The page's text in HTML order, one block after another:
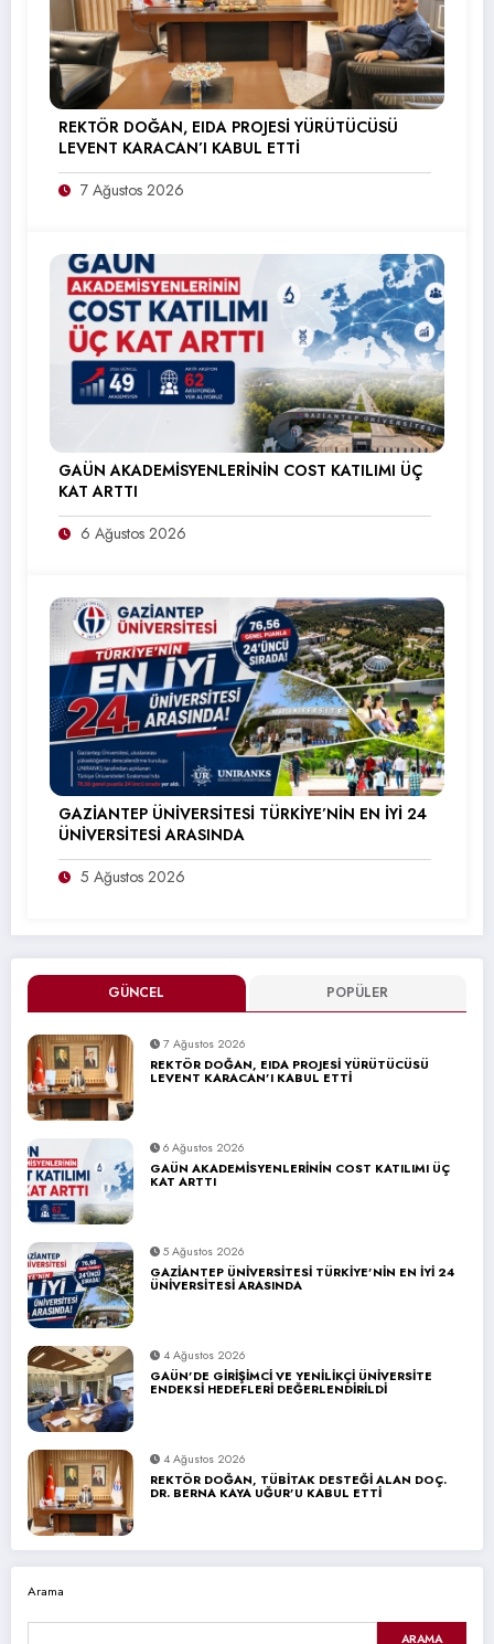
GÜNCEL POPÜLER
7 Ağustos 2026
REKTÖR DOĞAN, EIDA PROJESİ YÜRÜTÜCÜSÜ
LEVENT KARACAN’I KABUL ETTİ
6 Ağustos 2026
GAÜN AKADEMİSYENLERİNİN COST KATILIMI ÜÇ
KAT ARTTI
5 Ağustos 2026
GAZİANTEP ÜNİVERSİTESİ TÜRKİYE’NİN EN İYİ 24
ÜNİVERSİTESİ ARASINDA
4 Ağustos 2026
GAÜN’DE GİRİŞİMCİ VE YENİLİKÇİ ÜNİVERSİTE
ENDEKSİ HEDEFLERİ DEĞERLENDİRİLDİ
4 Ağustos 2026
REKTÖR DOĞAN, TÜBİTAK DESTEĞİ ALAN DOÇ.
DR. BERNA KAYA UĞUR’U KABUL ETTİ
Arama
ARAMA
REKTÖR DOĞAN, EIDA PROJESİ YÜRÜTÜCÜSÜ
LEVENT KARACAN’I KABUL ETTİ
7 Ağustos 2026
GAÜN AKADEMİSYENLERİNİN COST KATILIMI ÜÇ
KAT ARTTI
6 Ağustos 2026
GAZİANTEP ÜNİVERSİTESİ TÜRKİYE’NİN EN İYİ 24
ÜNİVERSİTESİ ARASINDA
5 Ağustos 2026